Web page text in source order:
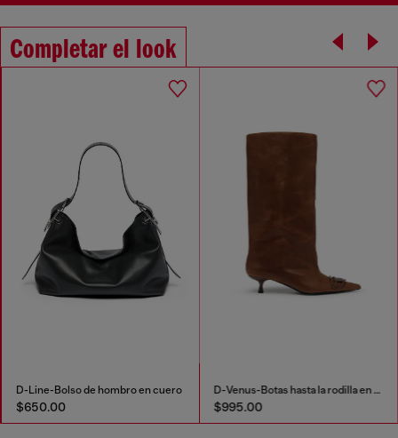
Completar el look
D-Line-Bolso de hombro en cuero
$650.00
D-Venus-Botas hasta la rodilla en cuero aceitado
$995.00